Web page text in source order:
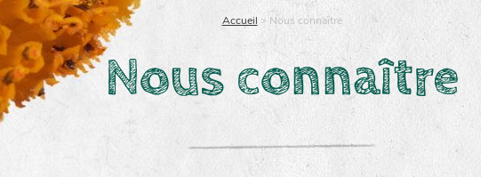
Accueil > Nous connaître
Nous connaître